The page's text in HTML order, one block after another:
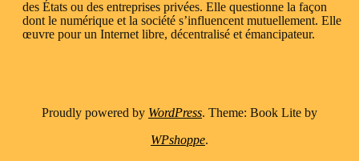
des États ou des entreprises privées. Elle questionne la façon
dont le numérique et la société s’influencent mutuellement. Elle
œuvre pour un Internet libre, décentralisé et émancipateur.
Proudly powered by WordPress. Theme: Book Lite by
WPshoppe.